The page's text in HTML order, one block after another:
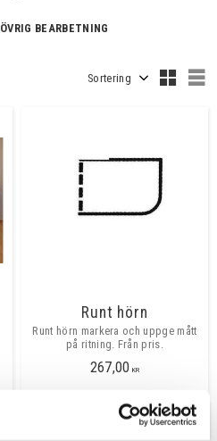
ÖVRIG BEARBETNING
Runt hörn
Runt hörn markera och uppge mått
på ritning. Från pris.
267,00 KR
INFO